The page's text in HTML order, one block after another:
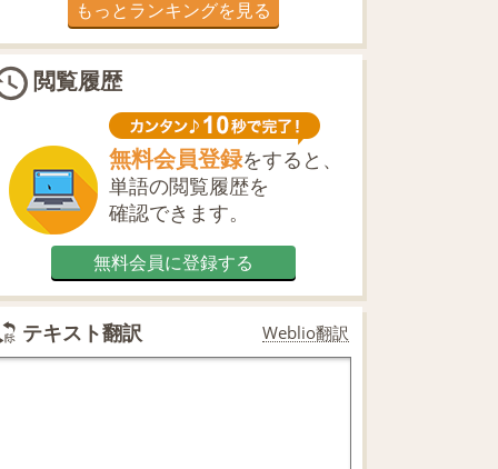
もっとランキングを見る
閲覧履歴
無料会員登録をすると、
単語の閲覧履歴を
確認できます。
無料会員に登録する
テキスト翻訳 Weblio翻訳